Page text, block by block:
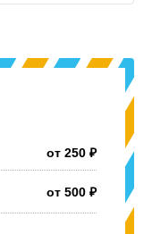
от 250 ₽
от 500 ₽